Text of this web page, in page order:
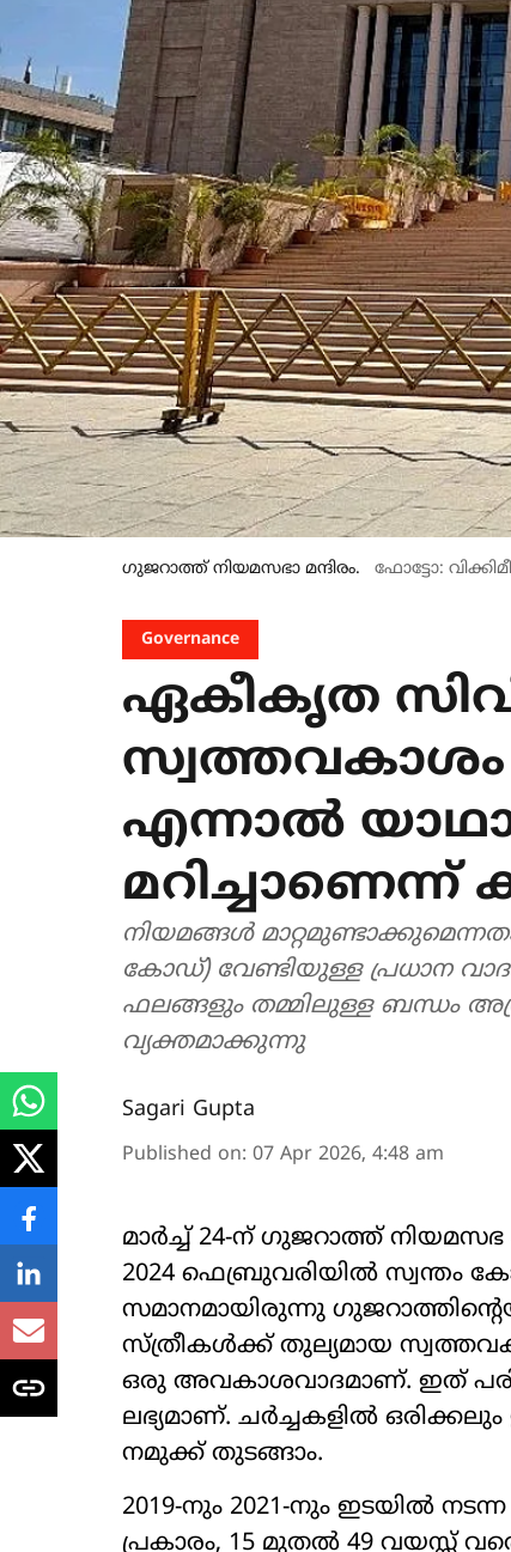
ഗുജറാത്ത് നിയമസഭാ മന്ദിരം. ഫോട്ടോ:
Governance
ഏകീകൃത
സ്വത്തവകാശം
എന്നാൽ
നിയമങ്ങൾ
കോഡ്) വേണ്ടിയുള്ള പ്രധാന
ഫലങ്ങളും തമ്മിലുള്ള ബന്ധം
വ്യക്തമാക്കുന്നു
Sagari Gupta
Published on: 07 Apr 2026, 4:48 am
മാർച്ച് 24-ന് ഗുജറാത്ത്
2024 ഫെബ്രുവരിയിൽ സ്വന്തം
സമാനമായിരുന്നു
സ്ത്രീകൾക്ക് തുല്യമായ
ഒരു അവകാശവാദമാണ്. ഇത്
ലഭ്യമാണ്. ചർച്ചകളിൽ
നമുക്ക് തുടങ്ങാം.
2019-നും 2021-നും ഇടയിൽ
പ്രകാരം, 15 മുതൽ 49 വയസ്സ്